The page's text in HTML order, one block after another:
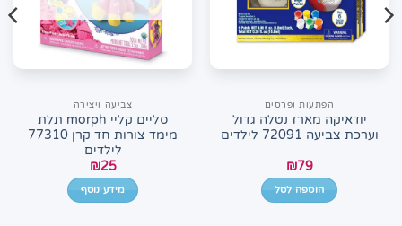
הפתעות ופרסים
יודאיקה מארז נטלה גדול
וערכת צביעה 72091 לילדים
₪79
הוספה לסל
צביעה ויצירה
סליים קליי morph תלת
מימד צורות חד קרן 77310
לילדים
₪25
מידע נוסף